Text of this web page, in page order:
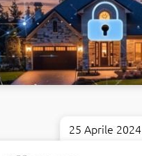
25 Aprile 2024